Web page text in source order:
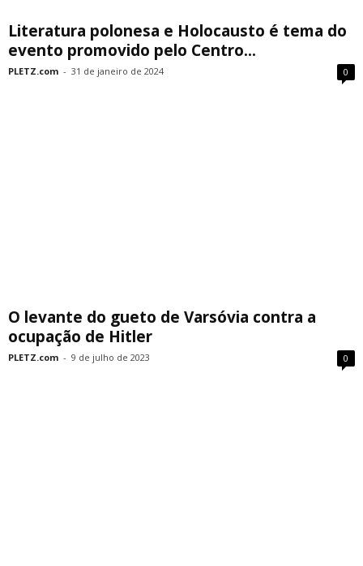
Literatura polonesa e Holocausto é tema do
evento promovido pelo Centro...
PLETZ.com - 31 de janeiro de 2024 0
O levante do gueto de Varsóvia contra a
ocupação de Hitler
PLETZ.com - 9 de julho de 2023 0